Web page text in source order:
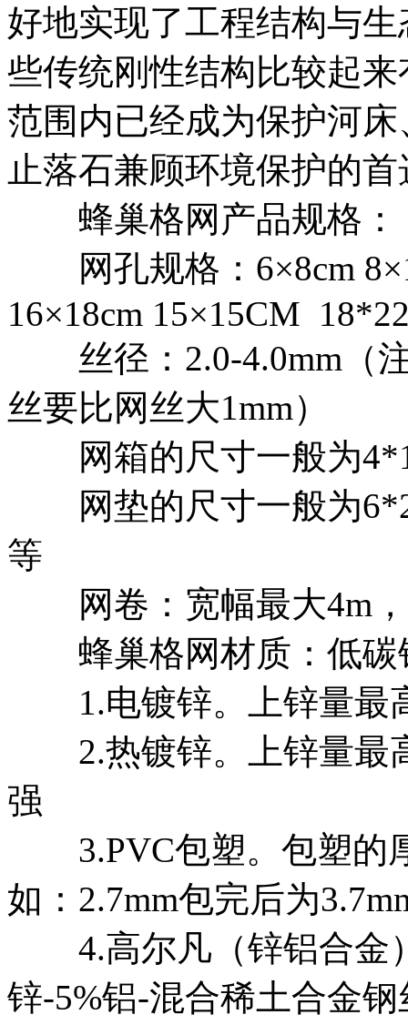
好地实现了工程结构与
些传统刚性结构比较起
范围内已经成为保护河
止落石兼顾环境保护的
蜂巢格网产品规格：
网孔规格：6×8cm
16×18cm 15×15CM
丝径：2.0-4.0mm（注
丝要比网丝大1mm）
网箱的尺寸一般为
网垫的尺寸一般为
等
网卷：宽幅最大4m，
蜂巢格网材质：低碳
1.电镀锌。上锌量最
2.热镀锌。上锌量最
强
3.PVC包塑。包塑的
如：2.7mm包完后为
4.高尔凡（锌铝合金
锌-5%铝-混合稀土合金